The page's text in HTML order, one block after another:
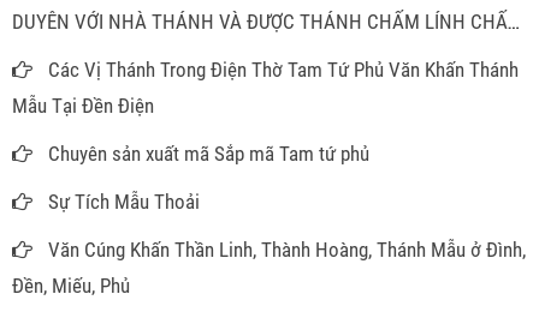
DUYÊN VỚI NHÀ THÁNH VÀ ĐƯỢC THÁNH CHẤM LÍNH CHẤM
ĐỒNGCác Vị Thánh Trong Điện Thờ Tam Tứ Phủ Văn Khấn Thánh
Mẫu Tại Đền Điện
Chuyên sản xuất mã Sắp mã Tam tứ phủ
Sự Tích Mẫu Thoải
Văn Cúng Khấn Thần Linh, Thành Hoàng, Thánh Mẫu ở Đình,
Đền, Miếu, Phủ